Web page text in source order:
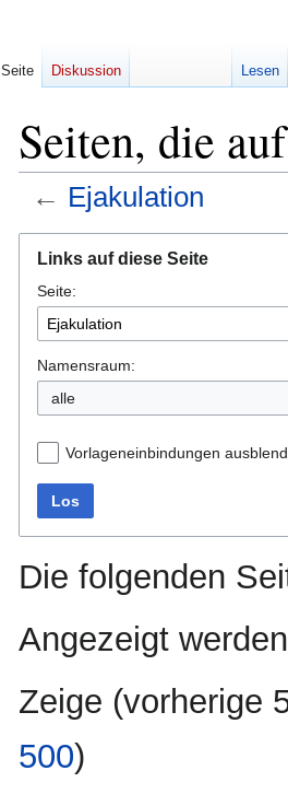
Seiten, die
← Ejakulation
Navigation
springen
Suche
springen
Links auf diese Seite
Seite:
Namensraum:
alle
Vorlageneinbindungen
Los
Die folgenden
Angezeigt
Zeige (vorherige
500)
Seite Diskussion Lesen